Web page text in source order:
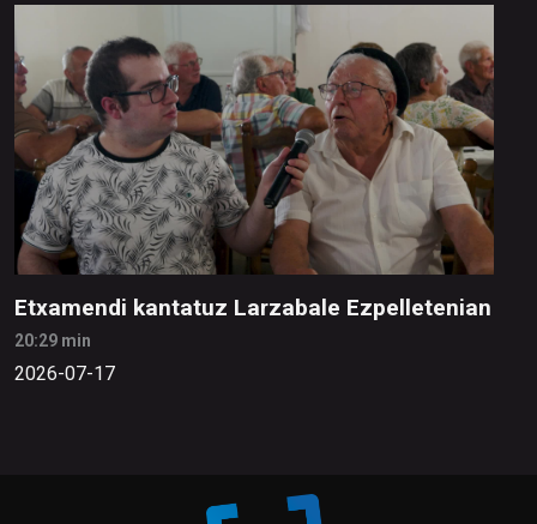
Etxamendi kantatuz Larzabale Ezpelletenian
20:29 min
2026-07-17